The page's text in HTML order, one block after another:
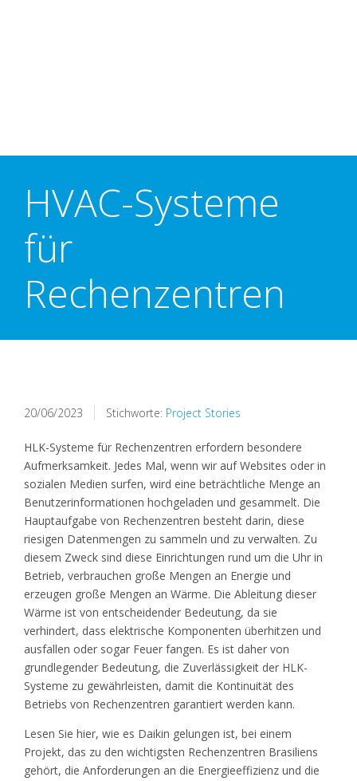
HVAC-Systeme
für
Rechenzentren
20/06/2023 Stichworte: Project Stories
HLK-Systeme für Rechenzentren erfordern besondere
Aufmerksamkeit. Jedes Mal, wenn wir auf Websites oder in
sozialen Medien surfen, wird eine beträchtliche Menge an
Benutzerinformationen hochgeladen und gesammelt. Die
Hauptaufgabe von Rechenzentren besteht darin, diese
riesigen Datenmengen zu sammeln und zu verwalten. Zu
diesem Zweck sind diese Einrichtungen rund um die Uhr in
Betrieb, verbrauchen große Mengen an Energie und
erzeugen große Mengen an Wärme. Die Ableitung dieser
Wärme ist von entscheidender Bedeutung, da sie
verhindert, dass elektrische Komponenten überhitzen und
ausfallen oder sogar Feuer fangen. Es ist daher von
grundlegender Bedeutung, die Zuverlässigkeit der HLK-
Systeme zu gewährleisten, damit die Kontinuität des
Betriebs von Rechenzentren garantiert werden kann.
Lesen Sie hier, wie es Daikin gelungen ist, bei einem
Projekt, das zu den wichtigsten Rechenzentren Brasiliens
gehört, die Anforderungen an die Energieeffizienz und die